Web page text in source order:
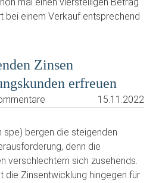
bei einem Verkauf entsprechend
Zinsen
erfreuen
15.11.2022
spe) bergen die steigenden
denn die
verschlechtern sich zusehends.
die Zinsentwicklung hingegen für